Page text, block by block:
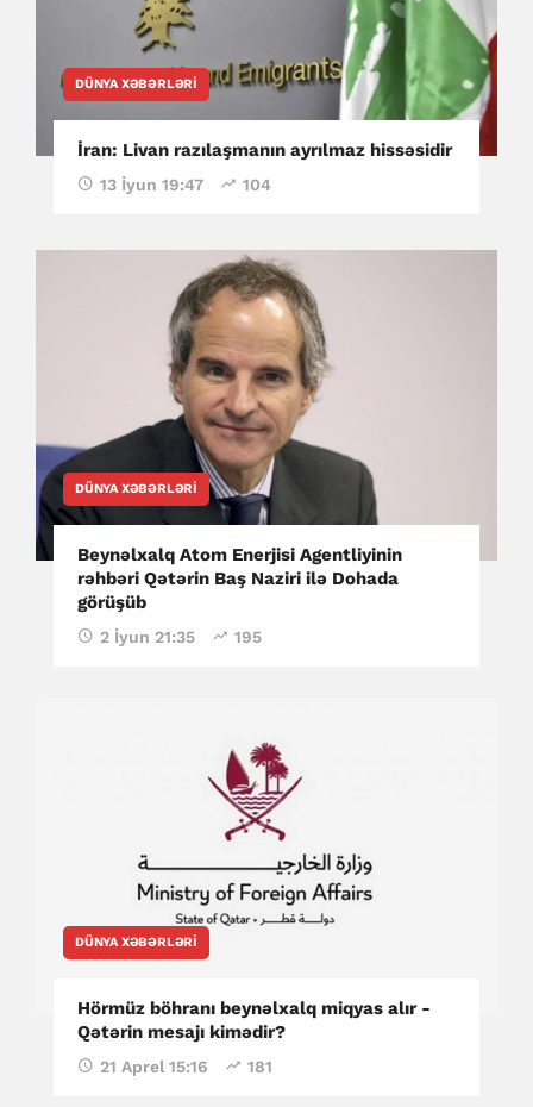
DÜNYA XƏBƏRLƏRI
İran: Livan razılaşmanın ayrılmaz hissəsidir
13 İyun 19:47 104
DÜNYA XƏBƏRLƏRI
Beynəlxalq Atom Enerjisi Agentliyinin
rəhbəri Qətərin Baş Naziri ilə Dohada
görüşüb
2 İyun 21:35 195
DÜNYA XƏBƏRLƏRI
Hörmüz böhranı beynəlxalq miqyas alır -
Qətərin mesajı kimədir?
21 Aprel 15:16 181